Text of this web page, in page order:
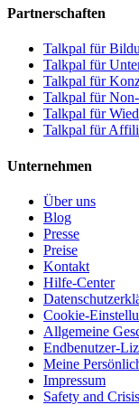
Partnerschaften
Talkpal für
Talkpal für
Talkpal für
Talkpal für
Talkpal für
Talkpal für
Unternehmen
Über uns
Blog
Presse
Preise
Kontakt
Hilfe-Center
Cookie-
Allgemeine
Endbenutzer-
Meine
Impressum
Safety and